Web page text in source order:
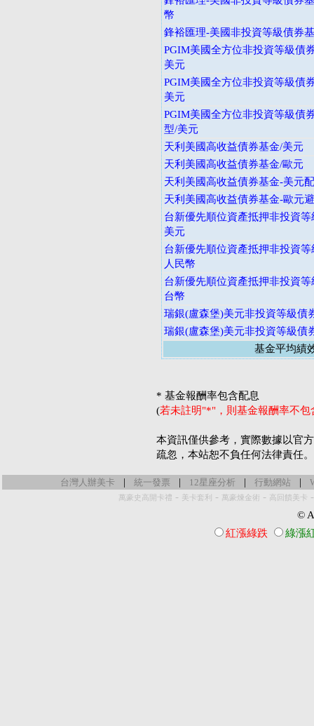
幣
鋒裕匯理-美國非投資等級債券
PGIM美國全方位非投資等級債
美元
PGIM美國全方位非投資等級債
美元
PGIM美國全方位非投資等級債
型/美元
天利美國高收益債券基金/美元
天利美國高收益債券基金/歐元
天利美國高收益債券基金-美元
天利美國高收益債券基金-歐元
台新優先順位資產抵押非投資
美元
台新優先順位資產抵押非投資
人民幣
台新優先順位資產抵押非投資
台幣
瑞銀(盧森堡)美元非投資等級債
瑞銀(盧森堡)美元非投資等級債
基金平均績
* 基金報酬率包含配息
(若未註明"*"，則基金報酬率不
本資訊僅供參考，實際數據以官
疏忽，本站恕不負任何法律責任。
台灣人辦美卡 | 統一發票 | 12星座分析 | 行動網站 |
萬豪史高開卡禮 - 美卡套利 - 萬豪煉金術 - 高回饋美卡
©
紅漲綠跌
綠漲